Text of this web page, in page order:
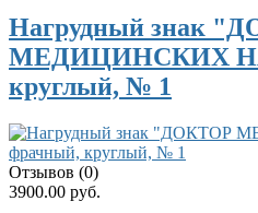
Нагрудный знак
МЕДИЦИНСКИХ
круглый, № 1
Отзывов (0)
3900.00 руб.